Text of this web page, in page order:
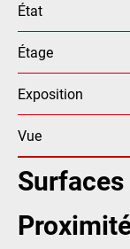
État
Étage
Exposition
Vue
Surfaces